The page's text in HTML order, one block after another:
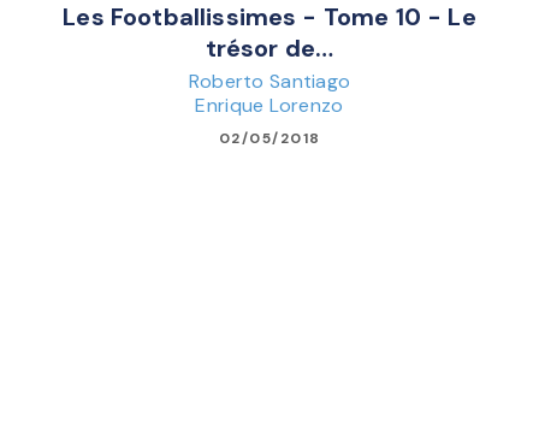
Les Footballissimes - Tome 10 - Le
trésor de…
Roberto Santiago
Enrique Lorenzo
02/05/2018